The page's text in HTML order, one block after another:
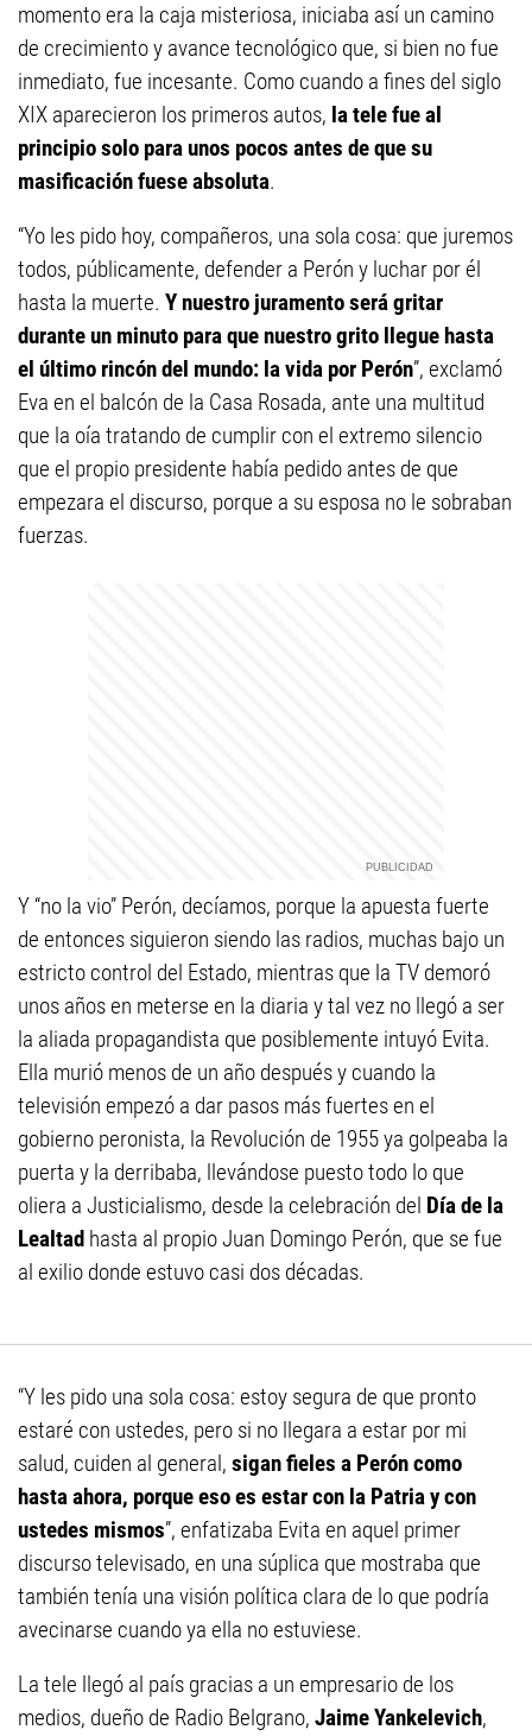
momento era la caja misteriosa, iniciaba así un camino
de crecimiento y avance tecnológico que, si bien no fue
inmediato, fue incesante. Como cuando a fines del siglo
XIX aparecieron los primeros autos, la tele fue al
principio solo para unos pocos antes de que su
masificación fuese absoluta.
“Yo les pido hoy, compañeros, una sola cosa: que juremos
todos, públicamente, defender a Perón y luchar por él
hasta la muerte. Y nuestro juramento será gritar
durante un minuto para que nuestro grito llegue hasta
el último rincón del mundo: la vida por Perón”, exclamó
Eva en el balcón de la Casa Rosada, ante una multitud
que la oía tratando de cumplir con el extremo silencio
que el propio presidente había pedido antes de que
empezara el discurso, porque a su esposa no le sobraban
fuerzas.
Y “no la vio” Perón, decíamos, porque la apuesta fuerte
de entonces siguieron siendo las radios, muchas bajo un
estricto control del Estado, mientras que la TV demoró
unos años en meterse en la diaria y tal vez no llegó a ser
la aliada propagandista que posiblemente intuyó Evita.
Ella murió menos de un año después y cuando la
televisión empezó a dar pasos más fuertes en el
gobierno peronista, la Revolución de 1955 ya golpeaba la
puerta y la derribaba, llevándose puesto todo lo que
oliera a Justicialismo, desde la celebración del Día de la
Lealtad hasta al propio Juan Domingo Perón, que se fue
al exilio donde estuvo casi dos décadas.
“Y les pido una sola cosa: estoy segura de que pronto
estaré con ustedes, pero si no llegara a estar por mi
salud, cuiden al general, sigan fieles a Perón como
hasta ahora, porque eso es estar con la Patria y con
ustedes mismos”, enfatizaba Evita en aquel primer
discurso televisado, en una súplica que mostraba que
también tenía una visión política clara de lo que podría
avecinarse cuando ya ella no estuviese.
La tele llegó al país gracias a un empresario de los
medios, dueño de Radio Belgrano, Jaime Yankelevich,